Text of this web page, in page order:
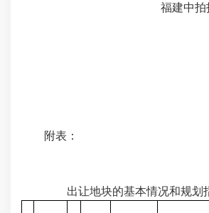
福建中拍拍卖有
附表：
出让地块的基本情况和规划